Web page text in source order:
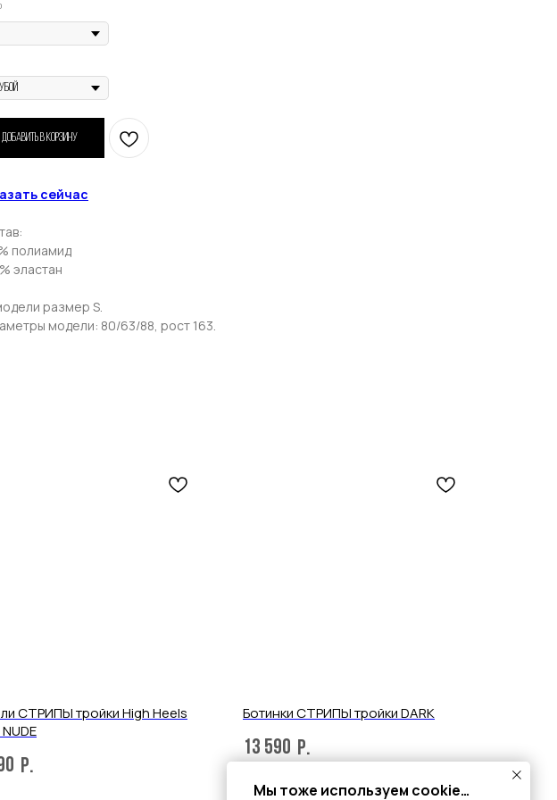
покупку!
первой!
на обработку своих
ФЗ.
Мы тоже используем cookie…
Добавить в корзину
сейчас
полиамид
эластан
размер S.
модели: 80/63/88, рост 163.
СТРИПЫ тройки High Heels
р.
Ботинки СТРИПЫ тройки DARK
13 590 р.